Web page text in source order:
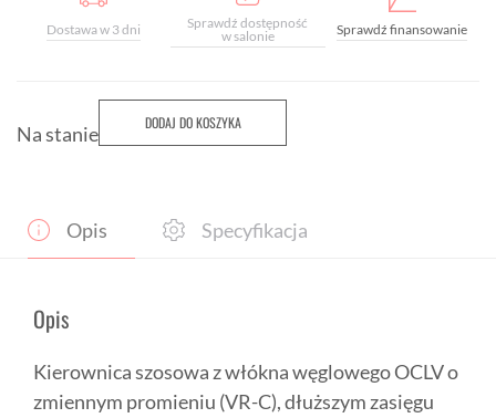
Dostawa w 3 dni
Sprawdź dostępność
w salonie
Sprawdź finansowanie
Na stanie DODAJ DO KOSZYKA
Opis Specyfikacja
Opis
Kierownica szosowa z włókna węglowego OCLV o
zmiennym promieniu (VR-C), dłuższym zasięgu